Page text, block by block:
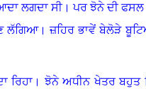
ਲਗਦਾ ਸੀ।ਪਰ ਝੋਨੇ ਦੀ ਫਸਲ
ਲੱਗਿਆ।ਜ਼ਹਿਰ ਭਾਵੇਂ ਬੇਲੋੜੇ
ਰਿਹਾ । ਝੋਨੇ ਅਧੀਨ ਖੇਤਰ ਬਹੁਤ